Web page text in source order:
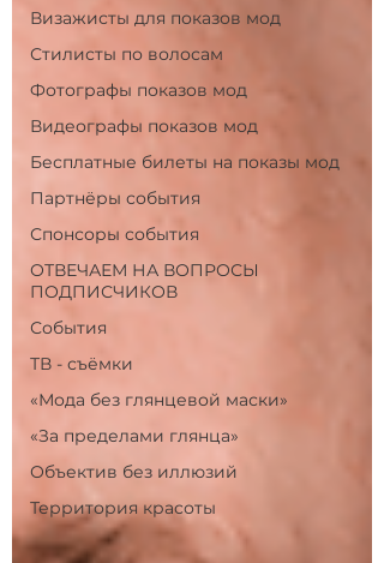
Визажисты для показов мод
Стилисты по волосам
Фотографы показов мод
Видеографы показов мод
Бесплатные билеты на показы мод
Партнёры события
Спонсоры события
ОТВЕЧАЕМ НА ВОПРОСЫ
ПОДПИСЧИКОВ
События
ТВ - съёмки
«Мода без глянцевой маски»
«За пределами глянца»
Объектив без иллюзий
Территория красоты